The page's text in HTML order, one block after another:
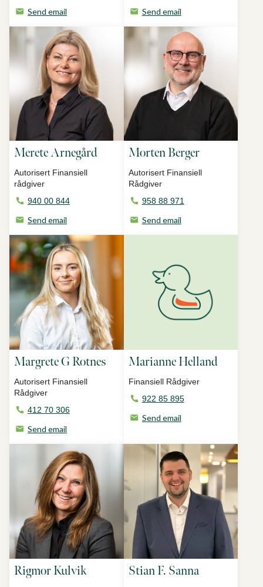
Send email Send email
Merete Arnegård
Autorisert Finansiell
rådgiver
940 00 844
Send email
Morten Berger
Autorisert Finansiell
Rådgiver
958 88 971
Send email
Margrete G Rotnes
Autorisert Finansiell
Rådgiver
412 70 306
Send email
Marianne Helland
Finansiell Rådgiver
922 85 895
Send email
Rigmor Kulvik Stian F. Sanna